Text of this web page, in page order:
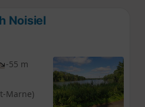
Noisiel
-55 m
Marne)